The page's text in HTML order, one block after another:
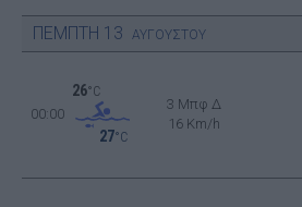
ΠΕΜΠΤΗ 13 ΑΥΓΟΥΣΤΟΥ
00:00
26°C
27°C
3 Μπφ Δ
16 Km/h